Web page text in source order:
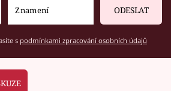
ODESLAT
s podmínkami zpracování osobních údajů